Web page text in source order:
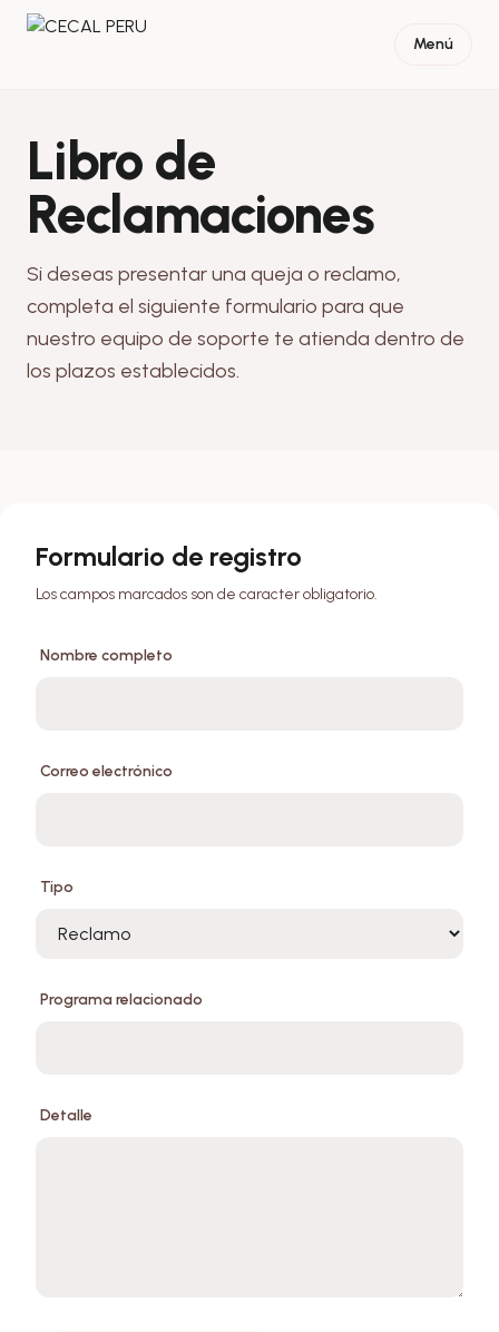
Ir al contenido
Menú
Libro de
Reclamaciones
Si deseas presentar una queja o reclamo,
completa el siguiente formulario para que
nuestro equipo de soporte te atienda dentro de
los plazos establecidos.
Formulario de registro
Los campos marcados son de caracter obligatorio.
Nombre completo
Correo electrónico
Tipo
Programa relacionado
Detalle